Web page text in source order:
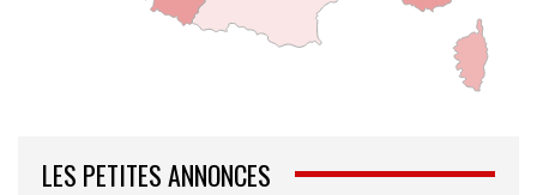
LES PETITES ANNONCES